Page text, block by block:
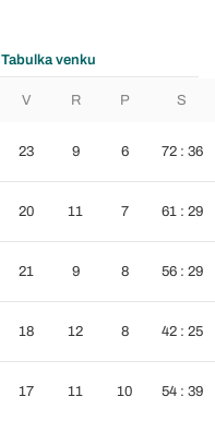
Tabulka venku
V R P S
23 9 6 72 : 36
20 11 7 61 : 29
21 9 8 56 : 29
18 12 8 42 : 25
17 11 10 54 : 39